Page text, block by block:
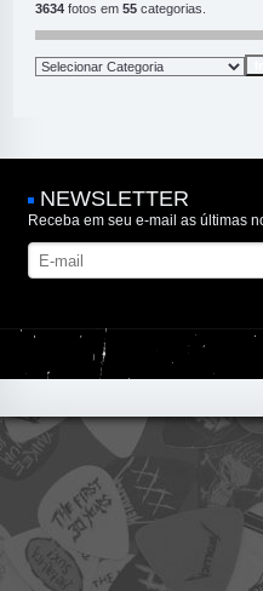
3634 fotos em 55 categorias.
NEWSLETTER
Receba em seu e-mail as últimas